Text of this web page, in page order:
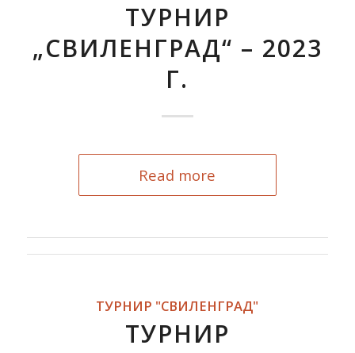
ТУРНИР
„СВИЛЕНГРАД“ – 2023
Г.
Read more
ТУРНИР "СВИЛЕНГРАД"
ТУРНИР